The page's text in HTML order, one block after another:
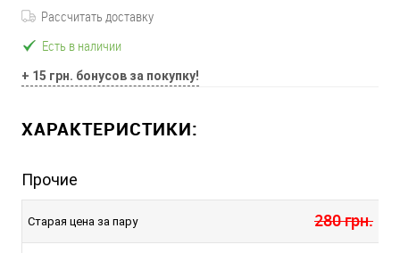
Рассчитать доставку
Есть в наличии
+ 15 грн. бонусов за покупку!
ХАРАКТЕРИСТИКИ:
Прочие
Старая цена за пару 280 грн.